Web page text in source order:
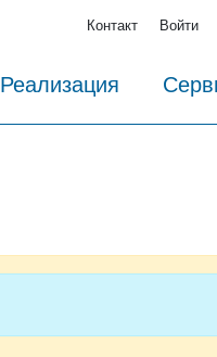
Контакт Войти
Реализация